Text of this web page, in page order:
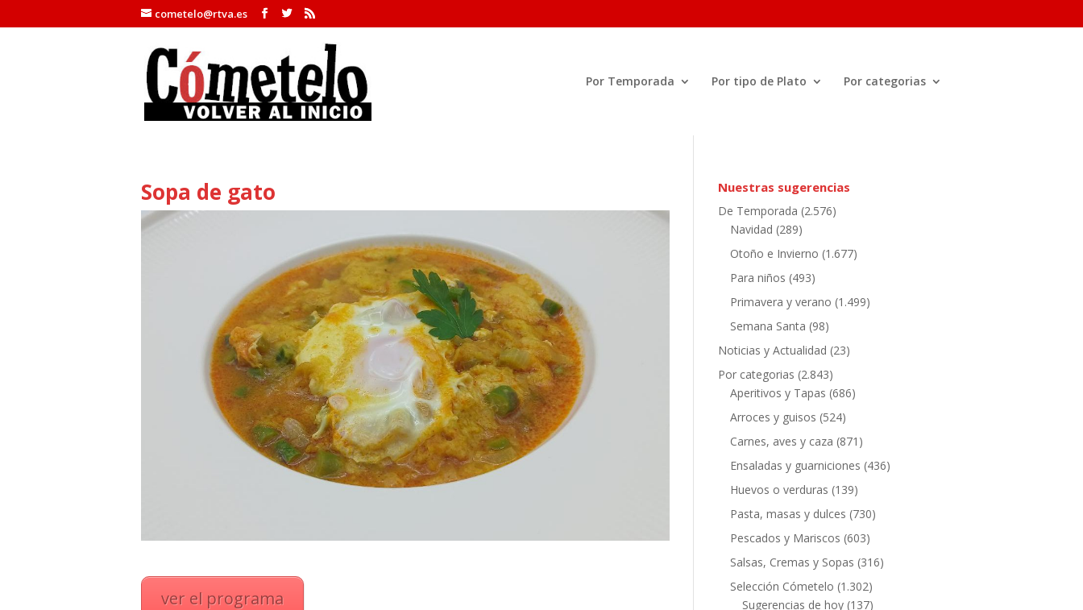
cometelo@rtva.es
Por Temporada Por tipo de Plato Por categorias
Sopa de gato
ver el programa
Nuestras sugerencias
De Temporada (2.576)
Navidad (289)
Otoño e Invierno (1.677)
Para niños (493)
Primavera y verano (1.499)
Semana Santa (98)
Noticias y Actualidad (23)
Por categorias (2.843)
Aperitivos y Tapas (686)
Arroces y guisos (524)
Carnes, aves y caza (871)
Ensaladas y guarniciones (436)
Huevos o verduras (139)
Pasta, masas y dulces (730)
Pescados y Mariscos (603)
Salsas, Cremas y Sopas (316)
Selección Cómetelo (1.302)
Sugerencias de hoy(137)